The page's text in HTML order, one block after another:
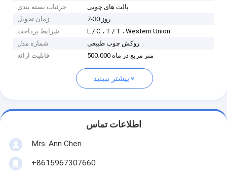
جزئیات بسته بندی
پالت های چوبی
زمان تحویل
7-30 روز
شرایط پرداخت
L / C ، T / T ، Western Union
شماره مدل
روکش چوب طبیعی
قابلیت ارائه
500،000 متر مربع در ماه
بیشتر ببینید
اطلاعات تماس
Mrs. Ann Chen
+8615967307660